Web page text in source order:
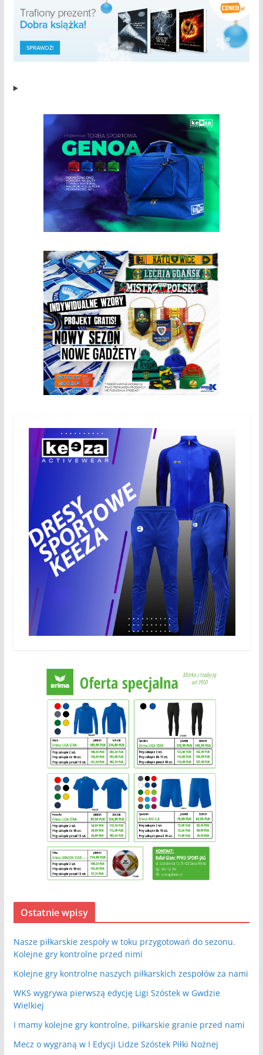
Ostatnie wpisy
Nasze piłkarskie zespoły w toku przygotowań do sezonu.
Kolejne gry kontrolne przed nimi
Kolejne gry kontrolne naszych piłkarskich zespołów za nami
WKS wygrywa pierwszą edycję Ligi Szóstek w Gwdzie
Wielkiej
I mamy kolejne gry kontrolne, piłkarskie granie przed nami
Mecz o wygraną w I Edycji Lidze Szóstek Piłki Nożnej